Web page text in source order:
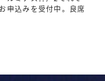
申込みを受付中。良席